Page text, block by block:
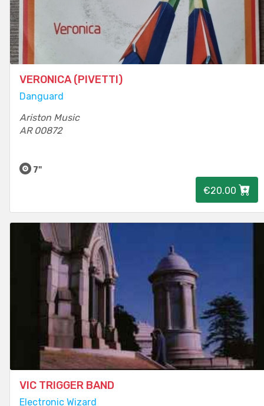
VERONICA (PIVETTI)
Danguard
Ariston Music
AR 00872
7"
€20.00
VIC TRIGGER BAND
Electronic Wizard